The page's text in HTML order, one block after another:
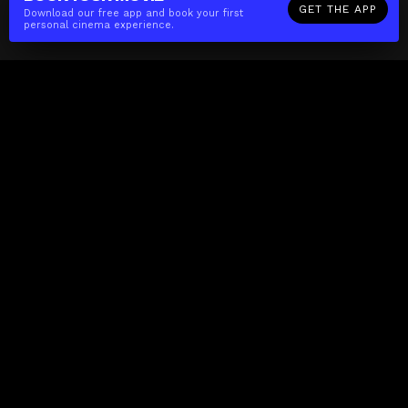
Download our free app and book your first
personal cinema experience.
GET THE APP